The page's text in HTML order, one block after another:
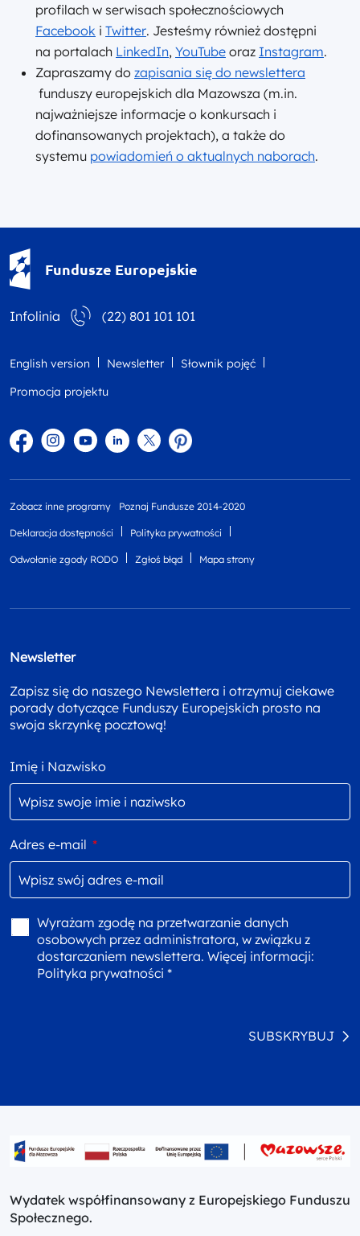
profilach w serwisach społecznościowych
Facebook i Twitter. Jesteśmy również dostępni
na portalach LinkedIn, YouTube oraz Instagram.
Zapraszamy do zapisania się do newslettera
funduszy europejskich dla Mazowsza (m.in.
najważniejsze informacje o konkursach i
dofinansowanych projektach), a także do
systemu powiadomień o aktualnych naborach.
Fundusze Europejskie
Infolinia (22) 801 101 101
English version Newsletter
Słownik pojęć
Promocja projektu
FacebookInstagram
YouTubeLinkedintwitterPinterest
Zobacz inne programy Poznaj Fundusze 2014-2020
Deklaracja dostępności Polityka prywatności
Odwołanie zgody RODO Zgłoś błąd Mapa strony
Newsletter
Zapisz się do naszego Newslettera i otrzymuj ciekawe
porady dotyczące Funduszy Europejskich prosto na
swoja skrzynkę pocztową!
Imię i Nazwisko
Adres e-mail *
Wyrażam zgodę na przetwarzanie danych
osobowych przez administratora, w związku z
dostarczaniem newslettera. Więcej informacji:
Polityka prywatności *
SUBSKRYBUJ
Wydatek współfinansowany z Europejskiego Funduszu
Społecznego.